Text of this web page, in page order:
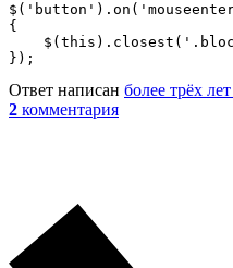
{
});
Ответ написан более трёх
2 комментария